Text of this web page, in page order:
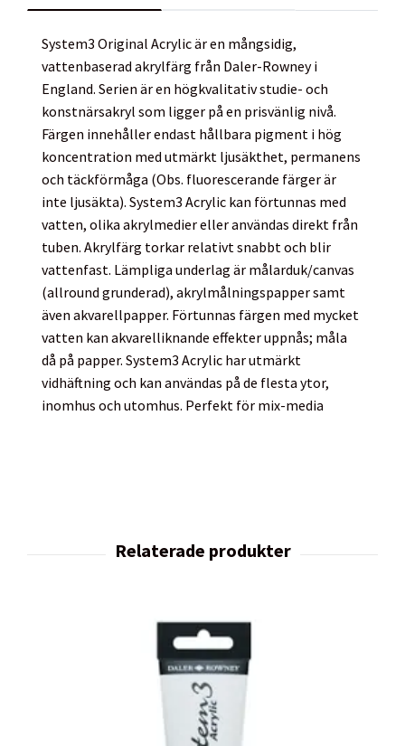
System3 Original Acrylic är en mångsidig,
vattenbaserad akrylfärg från Daler-Rowney i
England. Serien är en högkvalitativ studie- och
konstnärsakryl som ligger på en prisvänlig nivå.
Färgen innehåller endast hållbara pigment i hög
koncentration med utmärkt ljusäkthet, permanens
och täckförmåga (Obs. fluorescerande färger är
inte ljusäkta). System3 Acrylic kan förtunnas med
vatten, olika akrylmedier eller användas direkt från
tuben. Akrylfärg torkar relativt snabbt och blir
vattenfast. Lämpliga underlag är målarduk/canvas
(allround grunderad), akrylmålningspapper samt
även akvarellpapper. Förtunnas färgen med mycket
vatten kan akvarelliknande effekter uppnås; måla
då på papper. System3 Acrylic har utmärkt
vidhäftning och kan användas på de flesta ytor,
inomhus och utomhus. Perfekt för mix-media